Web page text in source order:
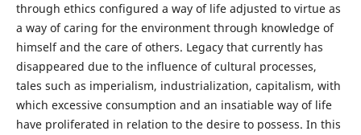
through ethics configured a way of life adjusted to virtue as
a way of caring for the environment through knowledge of
himself and the care of others. Legacy that currently has
disappeared due to the influence of cultural processes,
tales such as imperialism, industrialization, capitalism, with
which excessive consumption and an insatiable way of life
have proliferated in relation to the desire to possess. In this